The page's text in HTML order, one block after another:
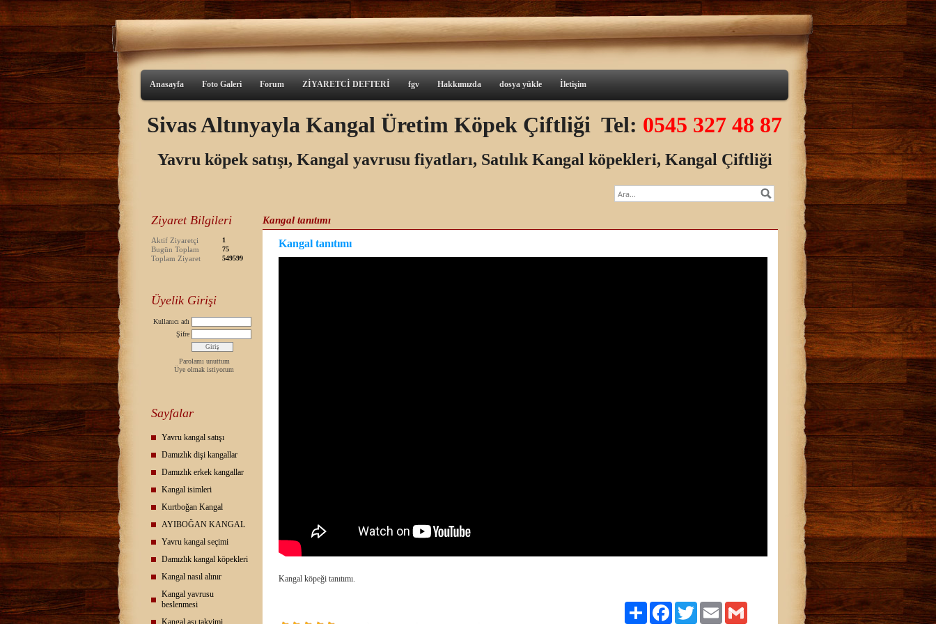
Anasayfa Foto Galeri Forum ZİYARETCİ DEFTERİ fgv Hakkımızda dosya yükle İletişim
Sivas Altınyayla Kangal Üretim Köpek Çiftliği Tel: 0545 327 48 87
Yavru köpek satışı, Kangal yavrusu fiyatları, Satılık Kangal köpekleri, Kangal Çiftliği
Ziyaret Bilgileri
Aktif Ziyaretçi 1
Bugün Toplam 75
Toplam Ziyaret 549599
Üyelik Girişi
Kullanıcı adı
Şifre
Parolamı unuttum
Üye olmak istiyorum
Sayfalar
Yavru kangal satışı
Damızlık dişi kangallar
Damızlık erkek kangallar
Kangal isimleri
Kurtboğan Kangal
AYIBOĞAN KANGAL
Yavru kangal seçimi
Damızlık kangal köpekleri
Kangal nasıl alınır
Kangal yavrusu
beslenmesi
Kangal aşı takvimi
Kangal tanıtımı
Kangal tanıtımı
Kangal köpeği tanıtımı.
Paylaş FacebookTwitter Email